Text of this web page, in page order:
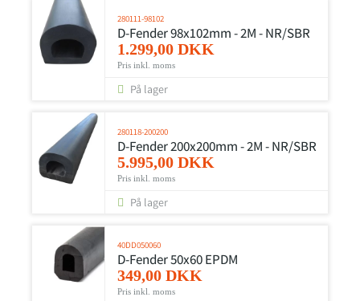
280111-98102
D-Fender 98x102mm - 2M - NR/SBR
1.299,00 DKK
Pris inkl. moms
På lager
280118-200200
D-Fender 200x200mm - 2M - NR/SBR
5.995,00 DKK
Pris inkl. moms
På lager
40DD050060
D-Fender 50x60 EPDM
349,00 DKK
Pris inkl. moms